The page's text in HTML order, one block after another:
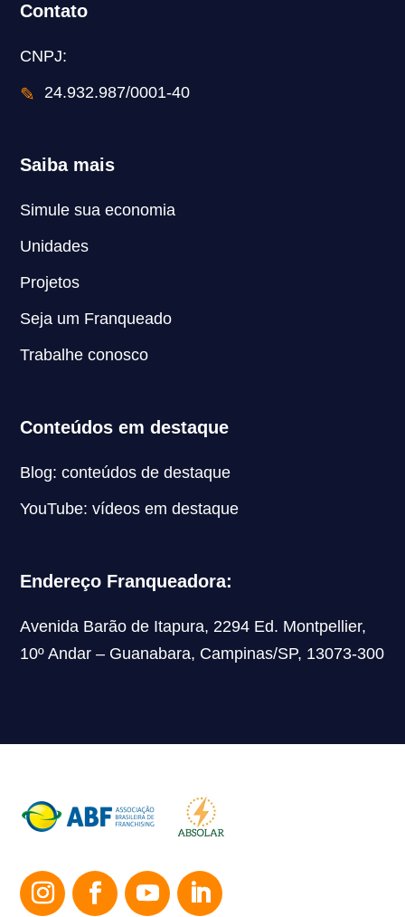
Contato
CNPJ:
✎
24.932.987/0001-40
Saiba mais
Simule sua economia
Unidades
Projetos
Seja um Franqueado
Trabalhe conosco
Conteúdos em destaque
Blog: conteúdos de destaque
YouTube: vídeos em destaque
Endereço Franqueadora:
Avenida Barão de Itapura, 2294 Ed. Montpellier,
10º Andar – Guanabara, Campinas/SP, 13073-300